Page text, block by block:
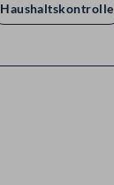
Haushaltskontrolle